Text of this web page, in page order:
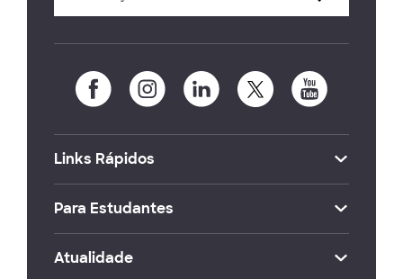
Links Rápidos
Para Estudantes
Atualidade